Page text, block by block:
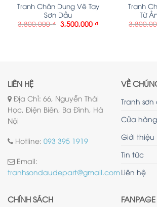
Tranh Chân Dung Vẽ Tay
Sơn Dầu
3,800,000₫ 3,500,000 ₫
Tranh
Từ
LIÊN HỆ
Địa Chỉ: 66, Nguyễn Thái
Học, Điện Biên, Ba Đình, Hà
Nội
Hotline: 093 395 1919
Email:
tranhsondaudepart@gmail.com
VỀ
Tranh
Cửa hàng
Giới thiệu
Tin tức
Liên hệ
CHÍNH SÁCH